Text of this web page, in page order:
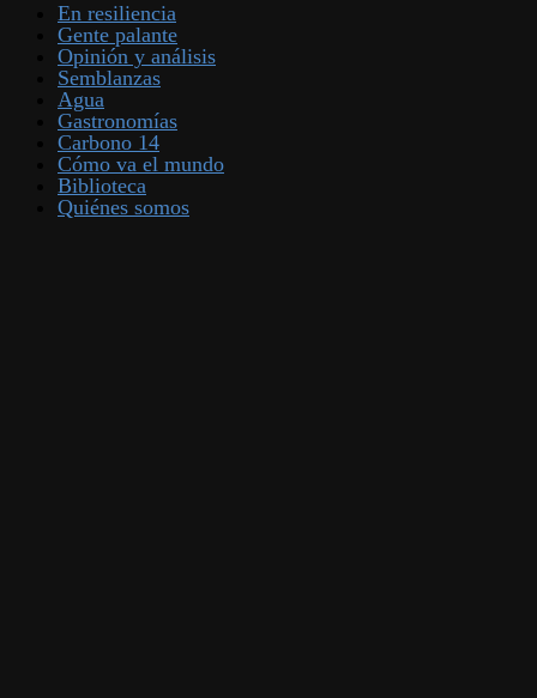
En resiliencia
Gente palante
Opinión y análisis
Semblanzas
Agua
Gastronomías
Carbono 14
Cómo va el mundo
Biblioteca
Quiénes somos